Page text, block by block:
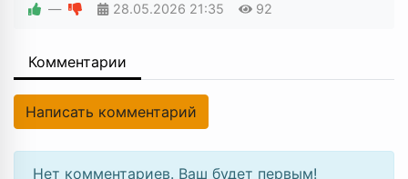
— 28.05.2026 21:35 92
Комментарии
Написать комментарий
Нет комментариев. Ваш будет первым!